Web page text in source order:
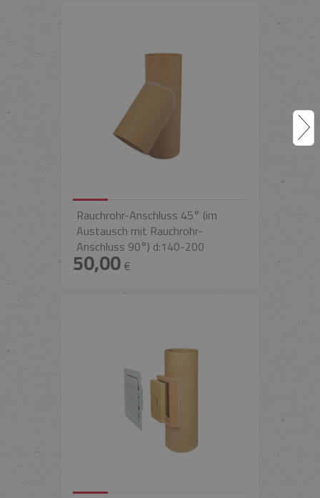
Rauchrohr-Anschluss 45° (im
Austausch mit Rauchrohr-
Anschluss 90°) d:140-200
50,00€